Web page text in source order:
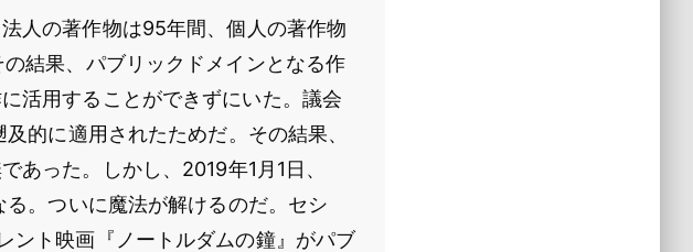
人の著作物は95年間、個人の著作物
結果、パブリックドメインとなる作
活用することができずにいた。議会
的に適用されたためだ。その結果、
あった。しかし、2019年1月1日、
。ついに魔法が解けるのだ。セシ
ント映画『ノートルダムの鐘』がパブ